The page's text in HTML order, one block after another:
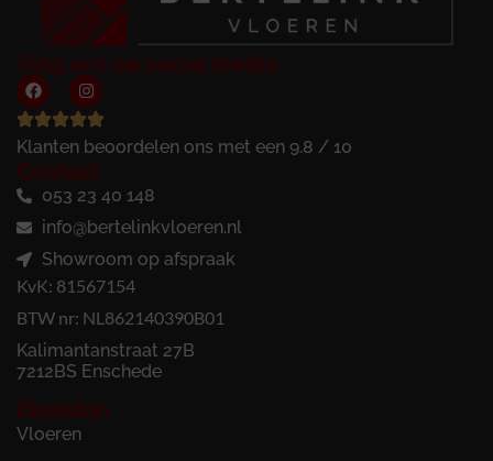
Volg ons op social media
Klanten beoordelen ons met een 9.8 / 10
Contact
053 23 40 148
info@bertelinkvloeren.nl
Showroom op afspraak
KvK: 81567154
BTW nr: NL862140390B01
Kalimantanstraat 27B
7212BS Enschede
Diensten
Vloeren